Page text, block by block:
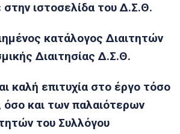
ιστοσελίδα του Δ.Σ.Θ.
κατάλογος Διαιτητών
Διαιτησίας Δ.Σ.Θ.
καλή επιτυχία στο έργο τόσο
και των παλαιότερων
του Συλλόγου